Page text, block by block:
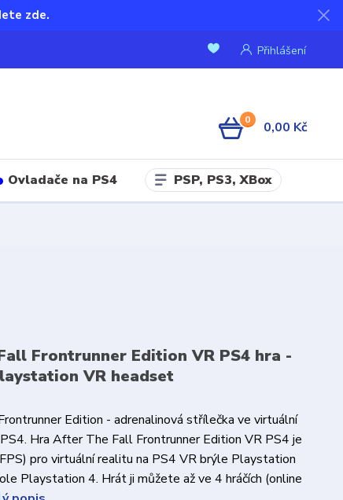
zde.
Přihlášení
0 0,00 Kč
Ovladače na PS4 PSP, PS3, XBox
Frontrunner Edition VR PS4 hra -
VR headset
Edition - adrenalinová střílečka ve virtuální
Hra After The Fall Frontrunner Edition VR PS4 je
pro virtuální realitu na PS4 VR brýle Playstation
Playstation 4. Hrát ji můžete až ve 4 hráčích (online